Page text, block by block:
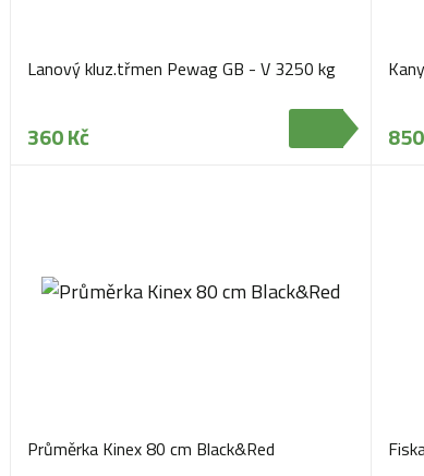
Lanový kluz.třmen Pewag GB - V 3250 kg
360 Kč
Průměrka Kinex 80 cm Black&Red